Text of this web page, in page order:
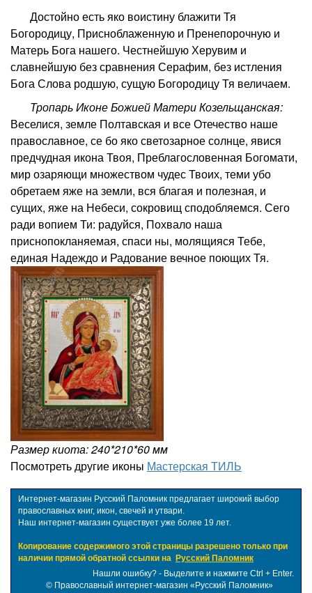
Достойно есть яко воистину блажити Тя
Богородицу, Присноблаженную и Пренепорочную и
Матерь Бога нашего. Честнейшую Херувим и
славнейшую без сравнения Серафим, без истления
Бога Слова родшую, сущую Богородицу Тя величаем.
Тропарь Иконе Божией Матери Козельщанская:
Веселися, земле Полтавская и все Отечество наше
православное, се бо яко светозарное солнце, явися
предчудная икона Твоя, Преблагословенная Богомати,
мир озаряющи множеством чудес Твоих, теми убо
обретаем яже на земли, вся благая и полезная, и
сущих, яже на Небеси, сокровищ сподобляемся. Сего
ради вопием Ти: радуйся, Похвало наша
приснопокланяемая, спаси ны, молящияся Тебе,
единая Надеждо и Радование вечное поющих Тя.
Размер киота: 240*210*60 мм
Посмотреть другие иконы Мастерская ТИЛЬ
Интернет-магазин Русский Паломник предлагает широкий выбор
православных книг, икон, свечей и утвари.
Наш интернет-магазин существует уже более 19 лет.
Копирование содержимого этой страницы разрешено только при
наличии прямой обратной ссылки на Русский Паломник
Нашли ошибку? - Выделите и нажмите Ctrl + Enter.
© Православный интернет-магазин «Русский Паломник»